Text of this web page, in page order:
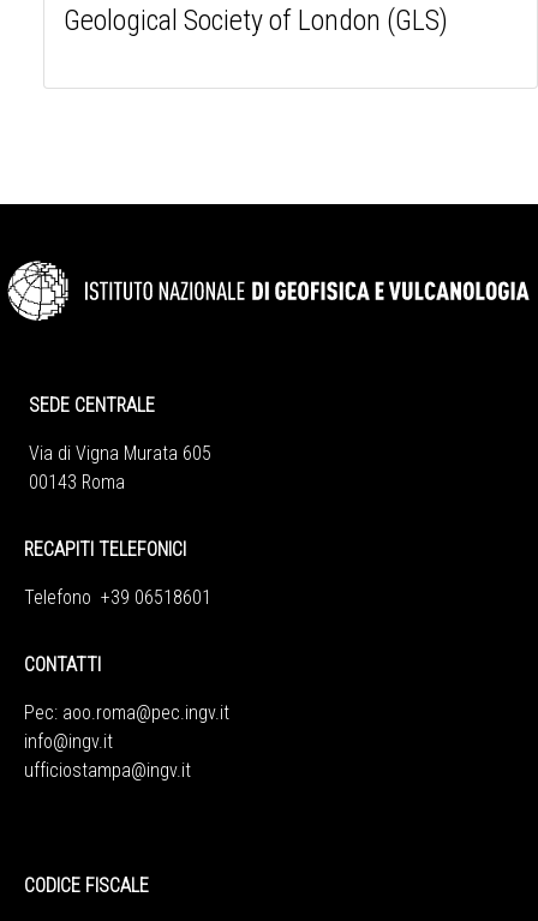
Geological Society of London (GLS)
SEDE CENTRALE
Via di Vigna Murata 605
00143 Roma
RECAPITI TELEFONICI
Telefono +39 06518601
CONTATTI
Pec: aoo.roma@pec.ingv.it
info@ingv.it
ufficiostampa@ingv.it
CODICE FISCALE